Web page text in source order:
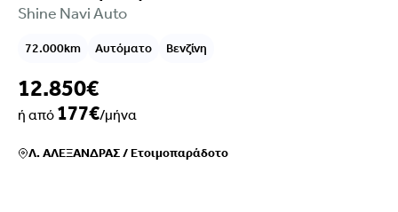
Shine Navi Auto
72.000km Αυτόματο Βενζίνη
12.850€
ή από 177€/μήνα
Λ. ΑΛΕΞΑΝΔΡΑΣ/Ετοιμοπαράδοτο